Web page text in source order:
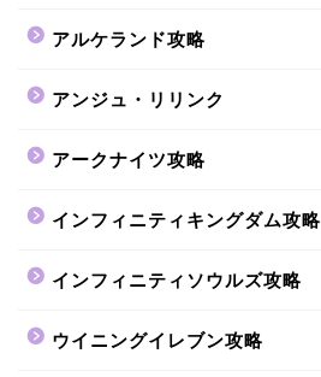
アルケランド攻略
アンジュ・リリンク
アークナイツ攻略
インフィニティキングダム攻略
インフィニティソウルズ攻略
ウイニングイレブン攻略